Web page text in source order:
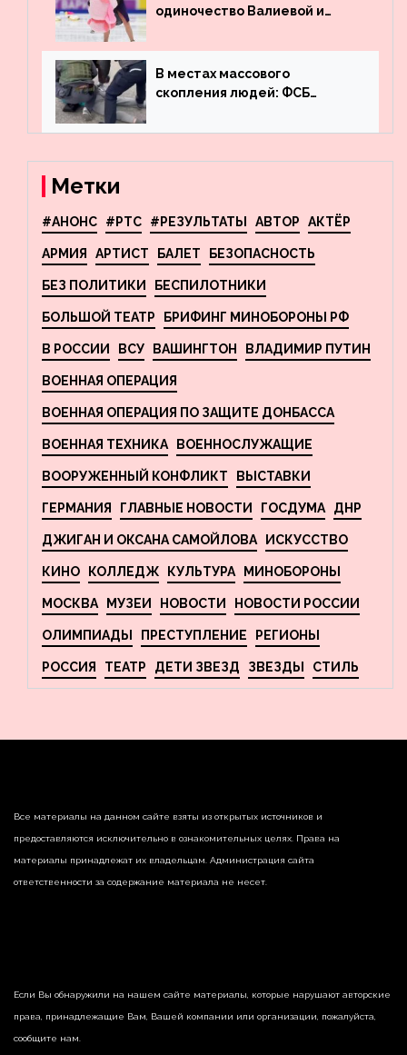
одиночество Валиевой и
что обсуждают в мире
фигурного катания
В местах массового
скопления людей: ФСБ
террористов, планировавших
Метки
#АНОНС #РТС #РЕЗУЛЬТАТЫ АВТОР АКТЁР
АРМИЯ АРТИСТ БАЛЕТ БЕЗОПАСНОСТЬ
БЕЗ ПОЛИТИКИ БЕСПИЛОТНИКИ
БОЛЬШОЙ ТЕАТР БРИФИНГ МИНОБОРОНЫ РФ
В РОССИИ ВСУ ВАШИНГТОН ВЛАДИМИР ПУТИН
ВОЕННАЯ ОПЕРАЦИЯ
ВОЕННАЯ ОПЕРАЦИЯ ПО ЗАЩИТЕ ДОНБАССА
ВОЕННАЯ ТЕХНИКА ВОЕННОСЛУЖАЩИЕ
ВООРУЖЕННЫЙ КОНФЛИКТ ВЫСТАВКИ
ГЕРМАНИЯ ГЛАВНЫЕ НОВОСТИ ГОСДУМА ДНР
ДЖИГАН И ОКСАНА САМОЙЛОВА ИСКУССТВО
КИНО КОЛЛЕДЖ КУЛЬТУРА МИНОБОРОНЫ
МОСКВА МУЗЕИ НОВОСТИ НОВОСТИ РОССИИ
ОЛИМПИАДЫ ПРЕСТУПЛЕНИЕ РЕГИОНЫ
РОССИЯ ТЕАТР ДЕТИ ЗВЕЗД ЗВЕЗДЫ СТИЛЬ
Все материалы на данном сайте взяты из открытых источников и
предоставляются исключительно в ознакомительных целях. Права на
материалы принадлежат их владельцам. Администрация сайта
ответственности за содержание материала не несет.
Если Вы обнаружили на нашем сайте материалы, которые нарушают авторские
права, принадлежащие Вам, Вашей компании или организации, пожалуйста,
сообщите нам.